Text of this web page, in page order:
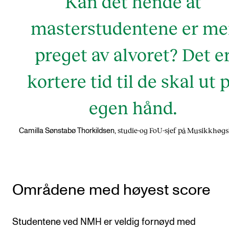
masterstudentene er
preget av alvoret? Det
kortere tid til de skal ut
egen hånd.
Camilla Sønstabø Thorkildsen, studie-og FoU-sjef på
Områdene med høyest score
Studentene ved NMH er veldig fornøyd med